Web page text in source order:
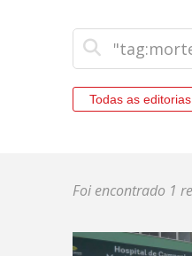
Todas as editorias
Foi encontrado 1